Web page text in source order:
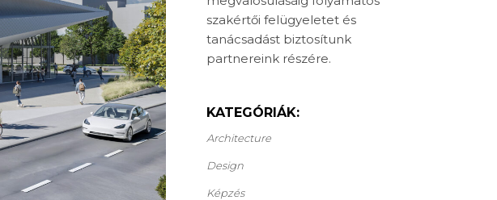
szakértői felügyeletet és
tanácsadást biztosítunk
partnereink részére.
KATEGÓRIÁK:
Architecture
Design
Képzés